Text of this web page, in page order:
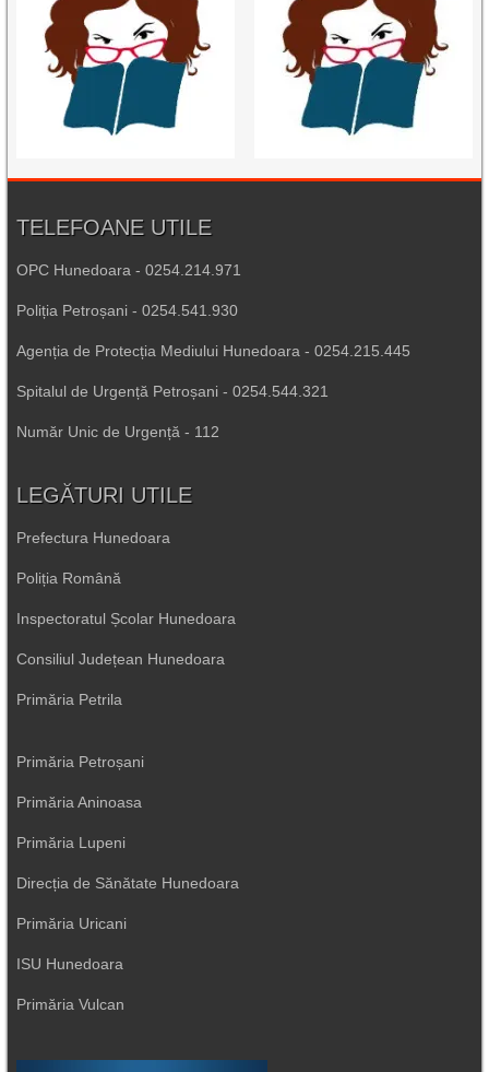
TELEFOANE UTILE
OPC Hunedoara - 0254.214.971
Poliția Petroșani - 0254.541.930
Agenția de Protecția Mediului Hunedoara - 0254.215.445
Spitalul de Urgență Petroșani - 0254.544.321
Număr Unic de Urgență - 112
LEGĂTURI UTILE
Prefectura Hunedoara
Poliția Română
Inspectoratul Școlar Hunedoara
Consiliul Județean Hunedoara
Primăria Petrila
Primăria Petroșani
Primăria Aninoasa
Primăria Lupeni
Direcția de Sănătate Hunedoara
Primăria Uricani
ISU Hunedoara
Primăria Vulcan